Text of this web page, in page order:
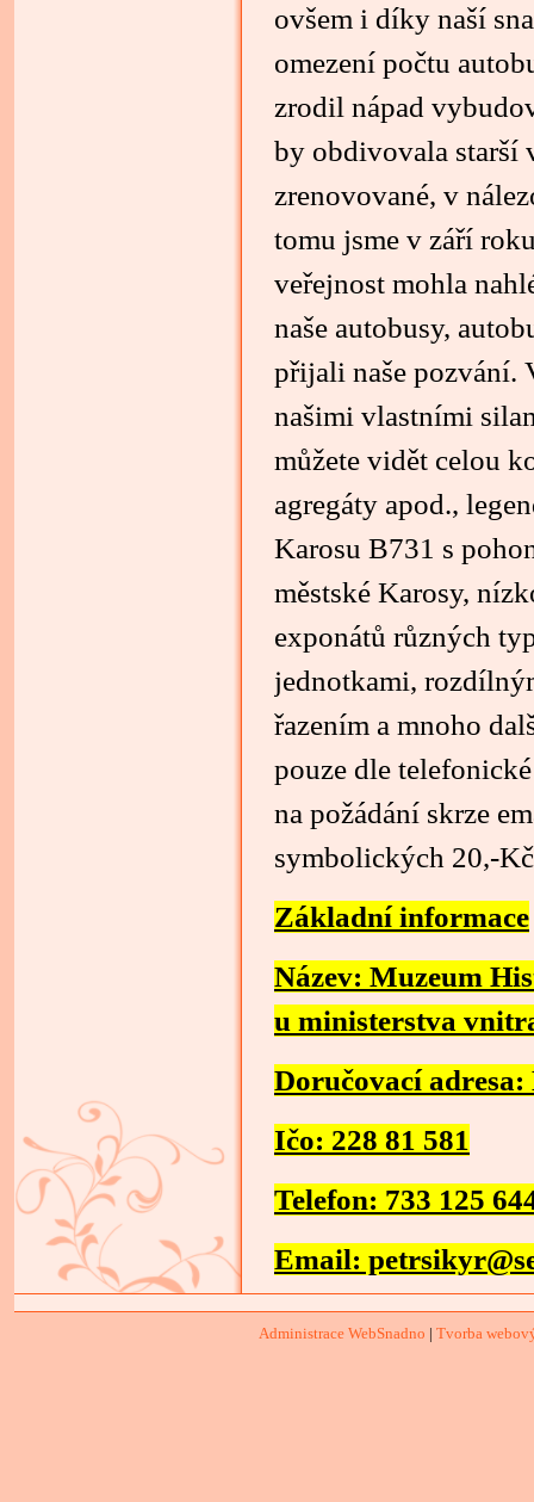
ovšem i díky naší
omezení počtu
zrodil nápad
by obdivovala starší
zrenovované, v
tomu jsme v září
veřejnost mohla
naše autobusy,
přijali naše pozvání.
našimi vlastními
můžete vidět celou
agregáty apod.,
Karosu B731 s
městské Karosy,
exponátů různých
jednotkami,
řazením a mnoho
pouze dle
na požádání skrze
symbolických 20,-
Základní informace
Název: Muzeum
u ministerstva
Doručovací adresa:
Ičo: 228 81 581
Telefon: 733 125
Email:
Administrace WebSnadno | Tvorba